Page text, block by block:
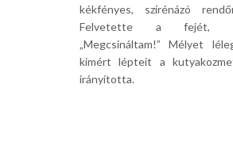
kékfényes, szirénázó
Felvetette a fejét,
„Megcsináltam!” Mélyet
kimért lépteit a
irányította.